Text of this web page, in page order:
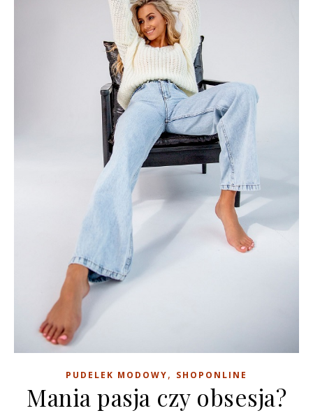
PUDELEK MODOWY, SHOPONLINE
Mania pasja czy obsesja?